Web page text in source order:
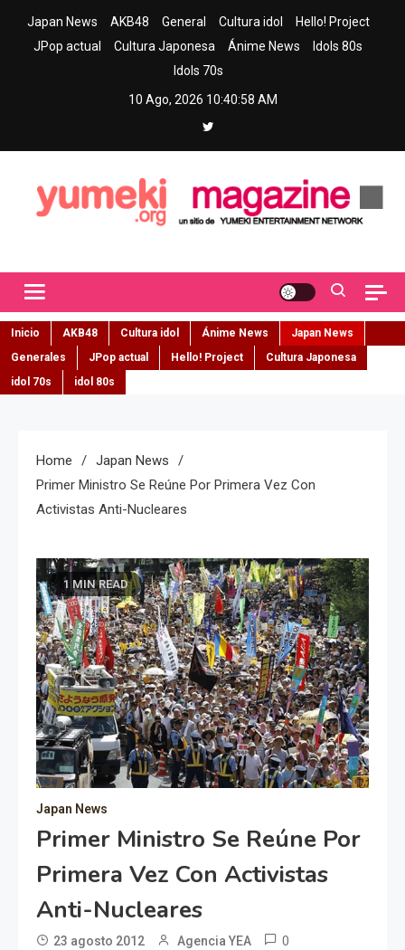
Japan News AKB48 General Cultura idol
Hello! Project
JPop actual
Cultura Japonesa Ánime News
Idols 80s
Idols 70s
10 Ago, 2026 10:41:00 AM
Inicio AKB48 Cultura idol Ánime News
Japan News
Generales
JPop actual Hello! Project
Cultura Japonesa
idol 70s
idol 80s
Home
Japan News
Primer Ministro Se Reúne Por Primera Vez Con
Activistas Anti-Nucleares
1 MIN READ
Japan News
Primer Ministro Se Reúne Por
Primera Vez Con Activistas
Anti-Nucleares
23 agosto 2012 Agencia YEA 0